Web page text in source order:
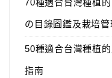
の目錄圖鑑及栽培管
50種適合台灣種植
指南